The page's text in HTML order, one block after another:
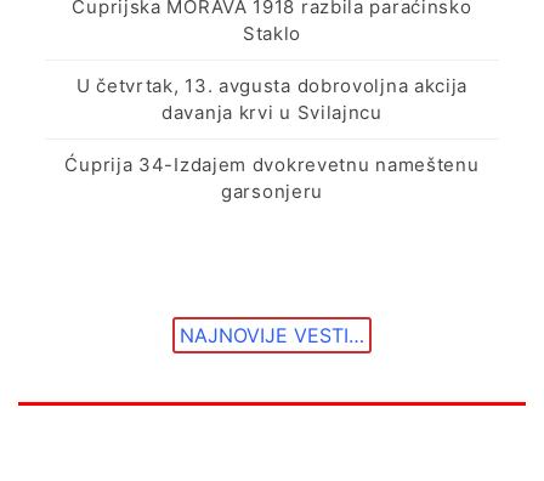
Ćuprijska MORAVA 1918 razbila paraćinsko
Staklo
U četvrtak, 13. avgusta dobrovoljna akcija
davanja krvi u Svilajncu
Ćuprija 34-Izdajem dvokrevetnu nameštenu
garsonjeru
NAJNOVIJE VESTI…